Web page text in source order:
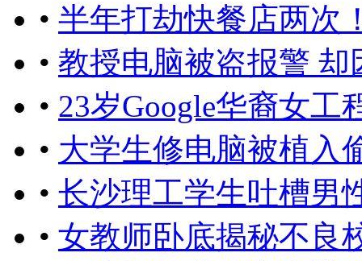
• 半年打劫快餐店两次
• 教授电脑被盗报警
• 23岁Google华裔女工
• 大学生修电脑被植入
• 长沙理工学生吐槽男
• 女教师卧底揭秘不良